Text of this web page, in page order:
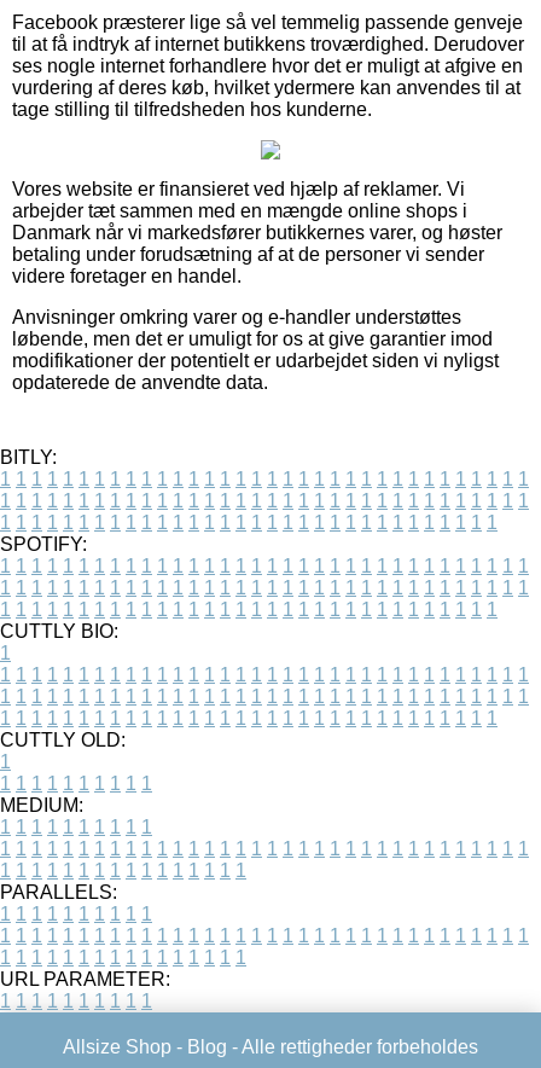
Facebook præsterer lige så vel temmelig passende genveje
til at få indtryk af internet butikkens troværdighed. Derudover
ses nogle internet forhandlere hvor det er muligt at afgive en
vurdering af deres køb, hvilket ydermere kan anvendes til at
tage stilling til tilfredsheden hos kunderne.
Vores website er finansieret ved hjælp af reklamer. Vi
arbejder tæt sammen med en mængde online shops i
Danmark når vi markedsfører butikkernes varer, og høster
betaling under forudsætning af at de personer vi sender
videre foretager en handel.
Anvisninger omkring varer og e-handler understøttes
løbende, men det er umuligt for os at give garantier imod
modifikationer der potentielt er udarbejdet siden vi nyligst
opdaterede de anvendte data.
BITLY:
1 1 1 1 1 1 1 1 1 1 1 1 1 1 1 1 1 1 1 1 1 1 1 1 1 1 1 1 1 1 1 1 1 1
1 1 1 1 1 1 1 1 1 1 1 1 1 1 1 1 1 1 1 1 1 1 1 1 1 1 1 1 1 1 1 1 1 1
1 1 1 1 1 1 1 1 1 1 1 1 1 1 1 1 1 1 1 1 1 1 1 1 1 1 1 1 1 1 1 1
SPOTIFY:
1 1 1 1 1 1 1 1 1 1 1 1 1 1 1 1 1 1 1 1 1 1 1 1 1 1 1 1 1 1 1 1 1 1
1 1 1 1 1 1 1 1 1 1 1 1 1 1 1 1 1 1 1 1 1 1 1 1 1 1 1 1 1 1 1 1 1 1
1 1 1 1 1 1 1 1 1 1 1 1 1 1 1 1 1 1 1 1 1 1 1 1 1 1 1 1 1 1 1 1
CUTTLY BIO:
1
1 1 1 1 1 1 1 1 1 1 1 1 1 1 1 1 1 1 1 1 1 1 1 1 1 1 1 1 1 1 1 1 1 1
1 1 1 1 1 1 1 1 1 1 1 1 1 1 1 1 1 1 1 1 1 1 1 1 1 1 1 1 1 1 1 1 1 1
1 1 1 1 1 1 1 1 1 1 1 1 1 1 1 1 1 1 1 1 1 1 1 1 1 1 1 1 1 1 1 1
CUTTLY OLD:
1
1 1 1 1 1 1 1 1 1 1
MEDIUM:
1 1 1 1 1 1 1 1 1 1
1 1 1 1 1 1 1 1 1 1 1 1 1 1 1 1 1 1 1 1 1 1 1 1 1 1 1 1 1 1 1 1 1 1
1 1 1 1 1 1 1 1 1 1 1 1 1 1 1 1
PARALLELS:
1 1 1 1 1 1 1 1 1 1
1 1 1 1 1 1 1 1 1 1 1 1 1 1 1 1 1 1 1 1 1 1 1 1 1 1 1 1 1 1 1 1 1 1
1 1 1 1 1 1 1 1 1 1 1 1 1 1 1 1
URL PARAMETER:
1 1 1 1 1 1 1 1 1 1
Allsize Shop - Blog - Alle rettigheder forbeholdes